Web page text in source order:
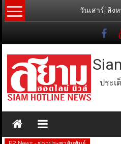
Skip
to
วันเสาร์, สิง
ประเ